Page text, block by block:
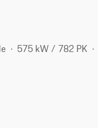
575 kW / 782 PK